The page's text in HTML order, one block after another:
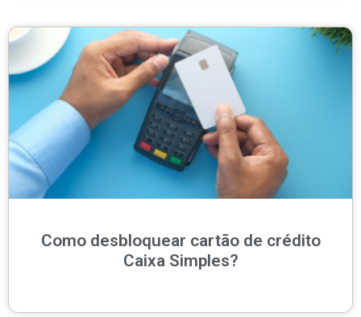
Como desbloquear cartão de crédito
Caixa Simples?